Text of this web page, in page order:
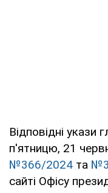
Відповідні укази
п'ятницю, 21
№366/2024 та
сайті Офісу